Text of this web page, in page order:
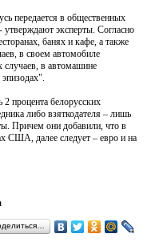
передается в общественных
утверждают эксперты. Согласно
банях и кафе, а также
в своем автомобиле
случаев, в автомашине
процента белорусских
либо взяткодателя – лишь
Причем они добавили, что в
США, далее следует – евро и на